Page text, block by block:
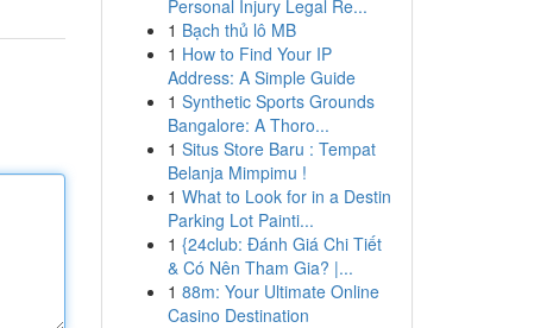
Personal Injury Legal Re...
1 Bạch thủ lô MB
1 How to Find Your IP
Address: A Simple Guide
1 Synthetic Sports Grounds
Bangalore: A Thoro...
1 Situs Store Baru : Tempat
Belanja Mimpimu !
1 What to Look for in a Destin
Parking Lot Painti...
1 {24club: Đánh Giá Chi Tiết
& Có Nên Tham Gia? |...
1 88m: Your Ultimate Online
Casino Destination